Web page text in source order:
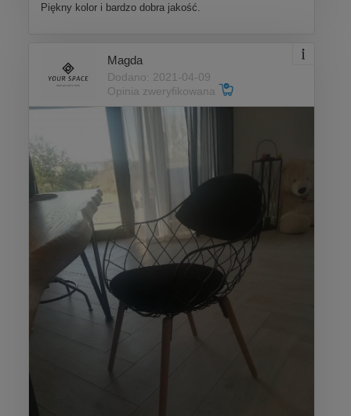
Piękny kolor i bardzo dobra jakość.
Magda
Dodano: 2021-04-09
Opinia zweryfikowana